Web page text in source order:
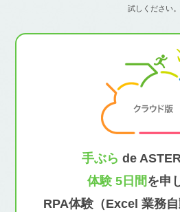
試しください。
手ぶら de
体験 5日間を申
RPA体験（Excel 業務